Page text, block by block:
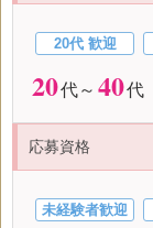
20代 歓迎
20代～ 40代
応募資格
未経験者歓迎